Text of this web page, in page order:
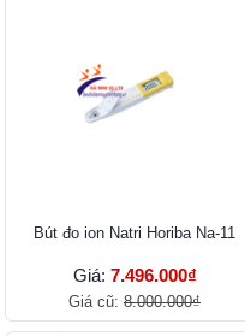
Bút đo ion Natri Horiba Na-11
Giá: 7.496.000₫
Giá cũ: 8.000.000₫